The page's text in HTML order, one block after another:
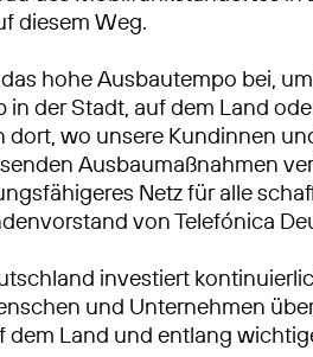
diesem Weg.
das hohe Ausbautempo bei,
in der Stadt, auf dem Land
dort, wo unsere Kundinnen
Ausbaumaßnahmen
Netz für alle
von Telefónica
investiert
und Unternehmen
dem Land und entlang